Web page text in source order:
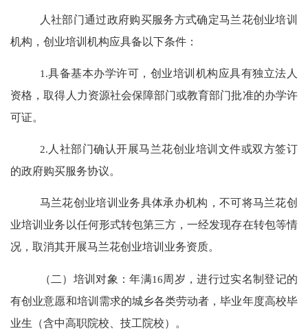
人社部门通过政府购买服务方式确定马兰花创业培训
机构，创业培训机构应具备以下条件：
1.具备基本办学许可，创业培训机构应具有独立法人
资格，取得人力资源社会保障部门或教育部门批准的办学许
可证。
2. 人社部门确认开展马兰花创业培训文件或双方签订
的政府购买服务协议。
马兰花创业培训业务具体承办机构，不可将马兰花创
业培训业务以任何形式转包第三方，一经发现存在转包等情
况，取消其开展马兰花创业培训业务资质。
（二）培训对象 ：年满16周岁，进行过实名制登记的
有创业意愿和培训需求的城乡各类劳动者，毕业年度高校毕
业生（含中高职院校、技工院校）。